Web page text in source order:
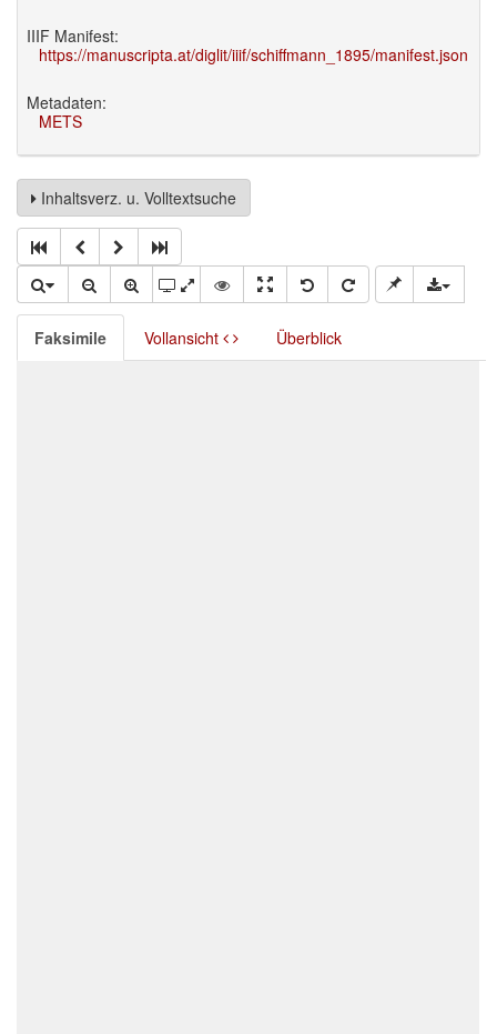
IIIF Manifest:
https://manuscripta.at/diglit/iiif/schiffmann_1895/manifest.json
Metadaten:
METS
Inhaltsverz. u. Volltextsuche
Faksimile Vollansicht Überblick